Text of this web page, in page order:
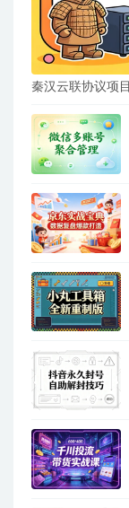
秦汉云联协议项目